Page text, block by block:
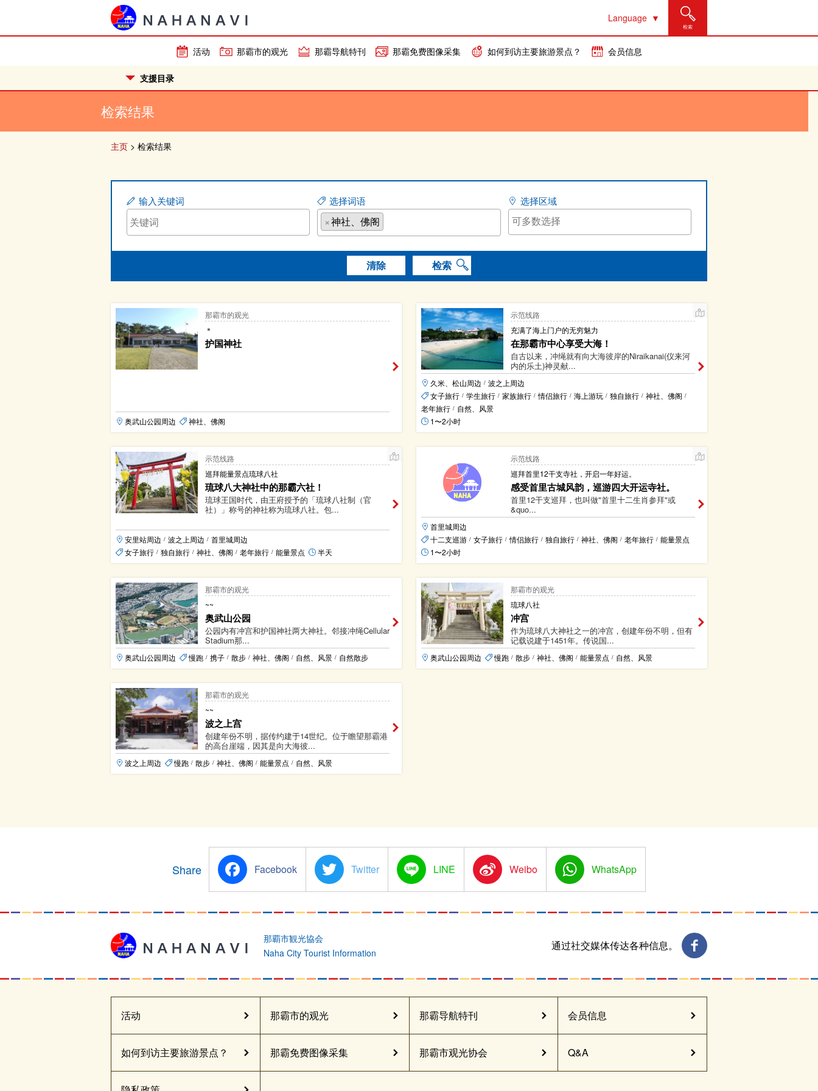
Language
检索
活动 那霸市的观光 那霸导航特刊 那霸免费图像采集 如何到访主要旅游景点？ 会员信息
支援目录
检索结果
主页 > 检索结果
输入关键词 选择词语
×神社、佛阁
选择区域
清除 检索
那霸市的观光
＊
护国神社
奥武山公园周边 神社、佛阁
示范线路
充满了海上门户的无穷魅力
在那霸市中心享受大海！
自古以来，冲绳就有向大海彼岸的Niraikanai(仪来河
内的乐土)神灵献...
久米、松山周边 / 波之上周边
女子旅行 / 学生旅行 / 家族旅行 / 情侣旅行 / 海上游玩 / 独自旅行 / 神社、佛阁 /
老年旅行 / 自然、风景
1〜2小时
示范线路
巡拜能量景点琉球八社
琉球八大神社中的那霸六社！
琉球王国时代，由王府授予的「琉球八社制（官
社）」称号的神社称为琉球八社。包...
安里站周边 / 波之上周边 / 首里城周边
女子旅行 / 独自旅行 / 神社、佛阁 / 老年旅行 / 能量景点 半天
示范线路
巡拜首里12干支寺社，开启一年好运。
感受首里古城风韵，巡游四大开运寺社。
首里12干支巡拜，也叫做"首里十二生肖参拜"或
&quo...
首里城周边
十二支巡游 / 女子旅行 / 情侣旅行 / 独自旅行 / 神社、佛阁 / 老年旅行 / 能量景点
1〜2小时
那霸市的观光
~~
奥武山公园
公园内有冲宫和护国神社两大神社。邻接冲绳Cellular
Stadium那...
奥武山公园周边 慢跑 / 携子 / 散步 / 神社、佛阁 / 自然、风景 / 自然散步
那霸市的观光
琉球八社
冲宫
作为琉球八大神社之一的冲宫，创建年份不明，但有
记载说建于1451年。传说国...
奥武山公园周边 慢跑 / 散步 / 神社、佛阁 / 能量景点 / 自然、风景
那霸市的观光
~~
波之上宫
创建年份不明，据传约建于14世纪。位于瞻望那霸港
的高台崖端，因其是向大海彼...
波之上周边 慢跑 / 散步 / 神社、佛阁 / 能量景点 / 自然、风景
Share Facebook Twitter Line Sina
Weibo
WhatsApp
那覇市観光協会
Naha City Tourist Information
通过社交媒体传达各种信息。
活动 那霸市的观光 那霸导航特刊 会员信息
如何到访主要旅游景点？ 那霸免费图像采集 那霸市观光协会 Q&A